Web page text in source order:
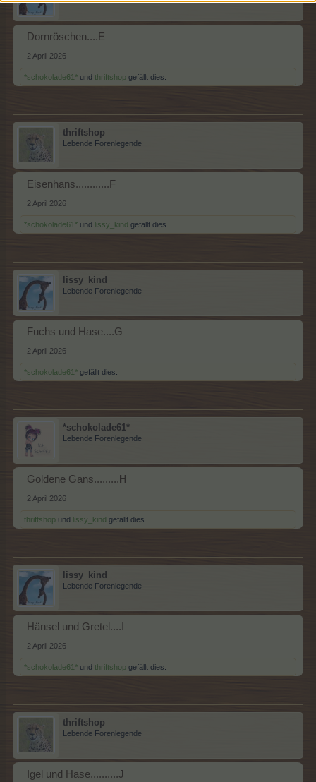
Dornröschen....E
2 April 2026
*schokolade61* und thriftshop gefällt dies.
thriftshop
Lebende Forenlegende
Eisenhans............F
2 April 2026
*schokolade61* und lissy_kind gefällt dies.
lissy_kind
Lebende Forenlegende
Fuchs und Hase....G
2 April 2026
*schokolade61* gefällt dies.
*schokolade61*
Lebende Forenlegende
Goldene Gans......... H
2 April 2026
thriftshop und lissy_kind gefällt dies.
lissy_kind
Lebende Forenlegende
Hänsel und Gretel....I
2 April 2026
*schokolade61* und thriftshop gefällt dies.
thriftshop
Lebende Forenlegende
Igel und Hase..........J